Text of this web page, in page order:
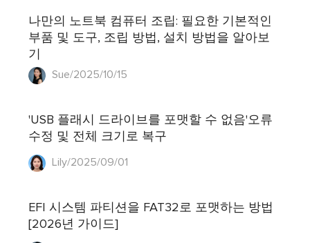
나만의 노트북 컴퓨터 조립: 필요한 기본적인
부품 및 도구, 조립 방법, 설치 방법을 알아보
기
Sue/2025/10/15
'USB 플래시 드라이브를 포맷할 수 없음'오류
수정 및 전체 크기로 복구
Lily/2025/09/01
EFI 시스템 파티션을 FAT32로 포맷하는 방법
[2026년 가이드]